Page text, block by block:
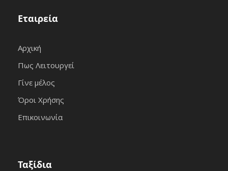
Εταιρεία
Αρχική
Πως Λειτουργεί
Γίνε μέλος
Όροι Χρήσης
Επικοινωνία
Ταξίδια